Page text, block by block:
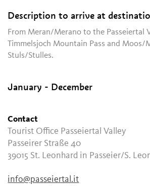
Description to arrive at
From Meran/Merano to the Passeiertal
Timmelsjoch Mountain Pass and Moos/
Stuls/Stulles.
January - December
Contact
Tourist Office Passeiertal Valley
Passeirer Straße 40
39015 St. Leonhard in Passeier/S.
info@passeiertal.it